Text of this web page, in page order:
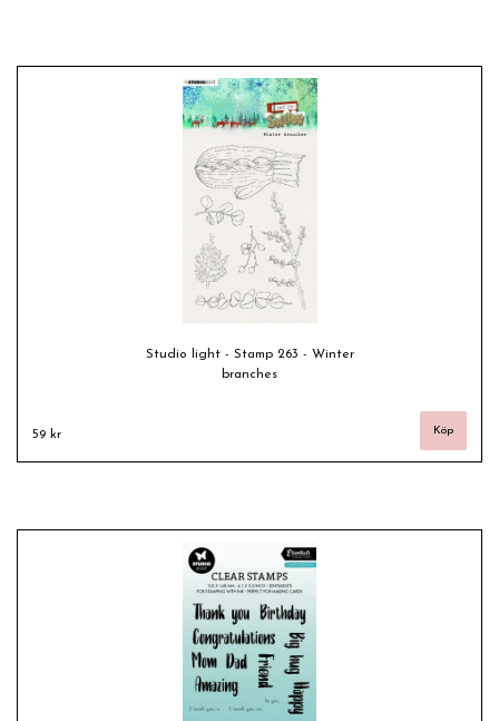
Studio light - Stamp 263 - Winter
branches
59 kr